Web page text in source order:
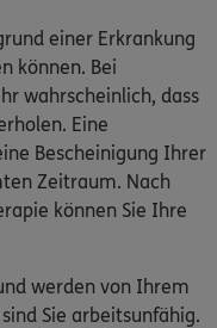
einer Erkrankung
können. Bei
wahrscheinlich, dass
Eine
Bescheinigung Ihrer
Zeitraum. Nach
können Sie Ihre
werden von Ihrem
Sie arbeitsunfähig.